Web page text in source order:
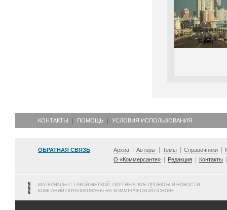
КОНТАКТЫ ПОМОЩЬ УСЛОВИЯ ИСПОЛЬЗОВАНИЯ
ОБРАТНАЯ СВЯЗЬ Архив Авторы Темы Справочники
О «Коммерсанте»
Редакция Контакты
МАТЕРИАЛЫ С ТАКОЙ МЕТКОЙ, ПАРТНЕРСКИЕ ПРОЕКТЫ И НОВОСТИ
КОМПАНИЙ ОПУБЛИКОВАНЫ НА КОММЕРЧЕСКОЙ ОСНОВЕ